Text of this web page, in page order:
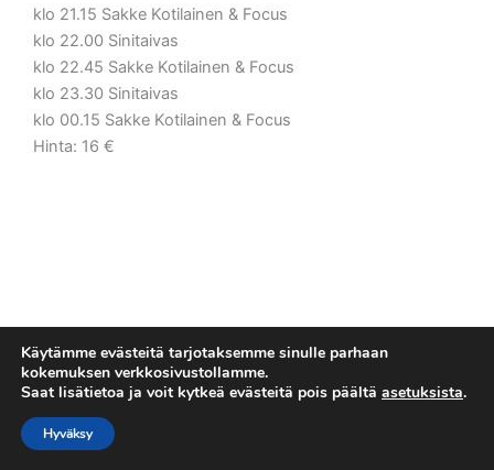
klo 21.15 Sakke Kotilainen & Focus
klo 22.00 Sinitaivas
klo 22.45 Sakke Kotilainen & Focus
klo 23.30 Sinitaivas
klo 00.15 Sakke Kotilainen & Focus
Hinta: 16 €
Tietosuojaseloste
Käytämme evästeitä tarjotaksemme sinulle parhaan
kokemuksen verkkosivustollamme.
Saat lisätietoa ja voit kytkeä evästeitä pois päältä asetuksista.
Hyväksy